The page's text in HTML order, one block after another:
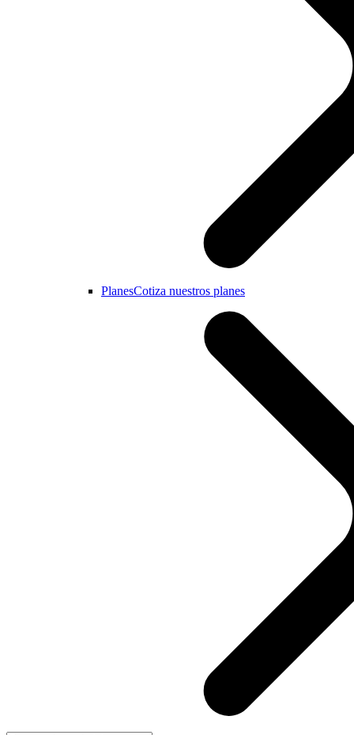
PlanesCotiza nuestros planes